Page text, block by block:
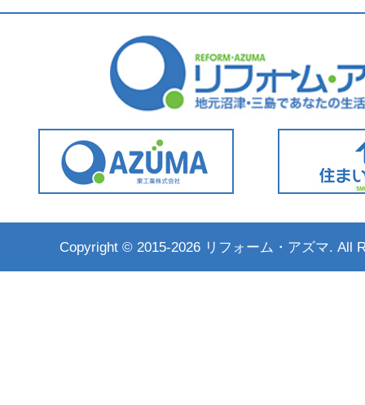
Copyright © 2015-2026 リフォーム・アズマ. All